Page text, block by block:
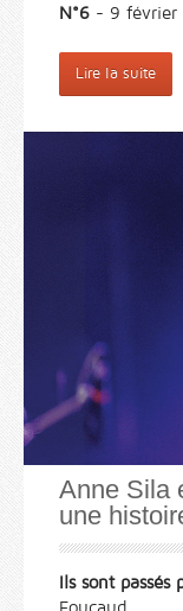
N°6 - 9 février
Lire la suite
Anne Sila
une
Ils sont passés